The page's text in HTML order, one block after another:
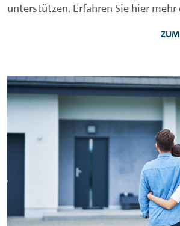
unterstützen. Erfahren Sie hier mehr